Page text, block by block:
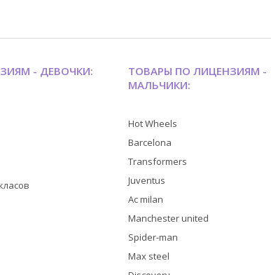
- ДЕВОЧКИ:
ТОВАРЫ ПО ЛИЦЕНЗИЯМ -
МАЛЬЧИКИ:
Hot Wheels
Barcelona
Transformers
Juventus
Ac milan
Manchester united
Spider-man
Max steel